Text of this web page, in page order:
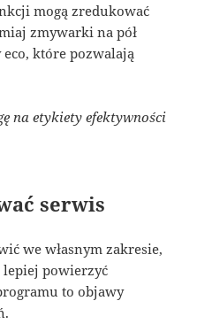
mogą zredukować
zmywarki na pół
które pozwalają
na etykiety efektywności
serwis
we własnym zakresie,
powierzyć
to objawy